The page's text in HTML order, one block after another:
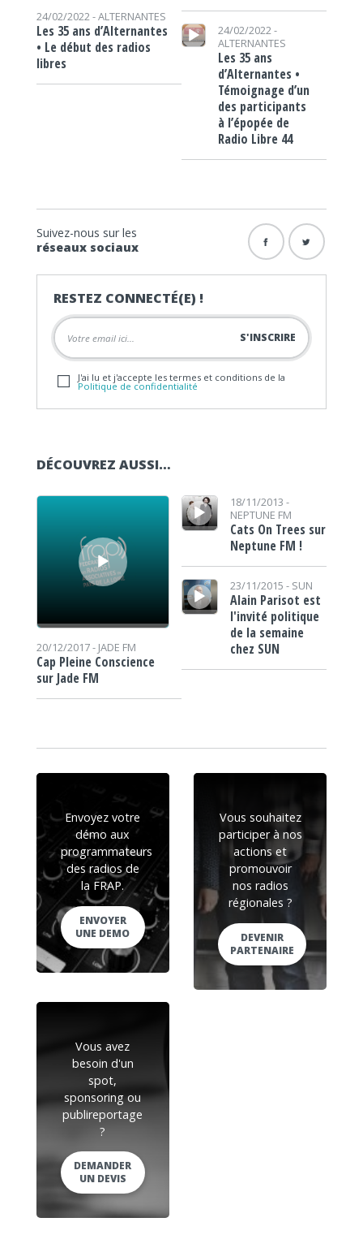
24/02/2022 -ALTERNANTES
Les 35 ans d’Alternantes
• Le début des radios
libres
Lecteur audio
24/02/2022 -
ALTERNANTES
Les 35 ans
d’Alternantes •
Témoignage d’un
des participants
à l’épopée de
Radio Libre 44
Suivez-nous sur les
réseaux sociaux
RESTEZ CONNECTÉ(E) !
J'ai lu et j'accepte les termes et conditions de la
Politique de confidentialité
DÉCOUVREZ AUSSI…
Lecteur audio
20/12/2017 - JADE FM
Cap Pleine Conscience
sur Jade FM
Lecteur audio18/11/2013 -
NEPTUNE FM
Cats On Trees sur
Neptune FM !
Lecteur audio
23/11/2015 - SUN
Alain Parisot est
l'invité politique
de la semaine
chez SUN
Envoyez votre
démo aux
programmateurs
des radios de
la FRAP.
ENVOYER
UNE DEMO
Vous souhaitez
participer à nos
actions et
promouvoir
nos radios
régionales ?
DEVENIR
PARTENAIRE
Vous avez
besoin d'un
spot,
sponsoring ou
publireportage
?
DEMANDER
UN DEVIS